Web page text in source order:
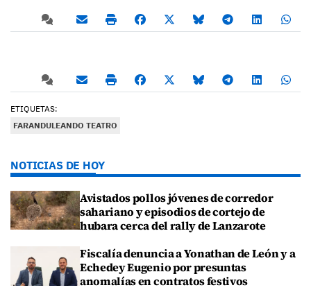
ETIQUETAS:
FARANDULEANDO TEATRO
NOTICIAS DE HOY
Avistados pollos jóvenes de corredor
sahariano y episodios de cortejo de
hubara cerca del rally de Lanzarote
Fiscalía denuncia a Yonathan de León y a
Echedey Eugenio por presuntas
anomalías en contratos festivos